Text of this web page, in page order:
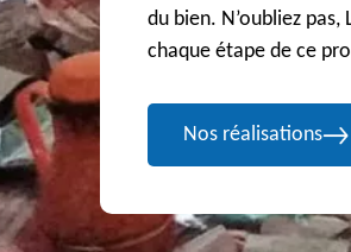
du bien. N’oubliez
chaque étape de ce
Nos réalisations